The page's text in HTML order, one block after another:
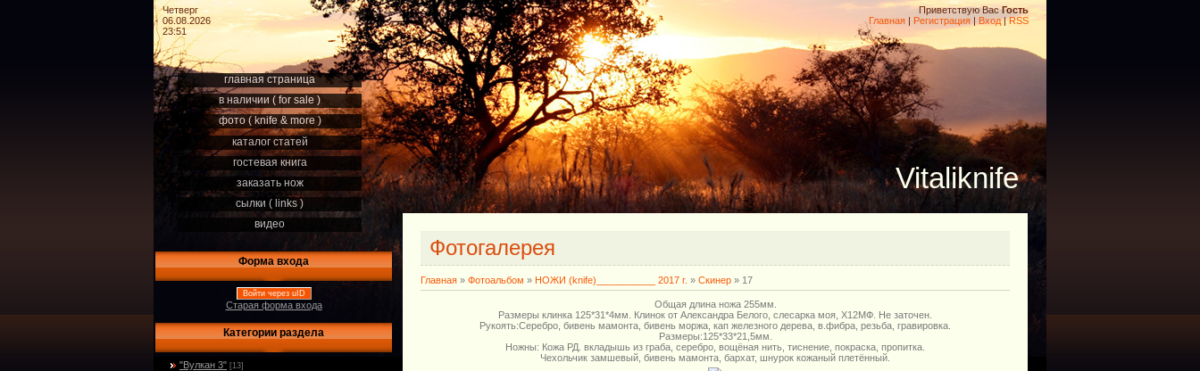
Четверг
06.08.2026
23:51
Приветствую Вас Гость
Главная | Регистрация | Вход|RSS
главная страница
в наличии ( for sale )
фото ( knife & more )
каталог статей
гостевая книга
заказать нож
сылки ( links )
видео
Форма входа
Войти через uID
Старая форма входа
Категории раздела
"Вулкан 3" [13]
Vitaliknife
Фотогалерея
Главная » Фотоальбом » НОЖИ (knife)___________ 2017 г. » Скинер » 17
Общая длина ножа 255мм.
Размеры клинка 125*31*4мм. Клинок от Александра Белого, слесарка моя, Х12МФ. Не заточен.
Рукоять:Серебро, бивень мамонта, бивень моржа, кап железного дерева, в.фибра, резьба, гравировка.
Размеры:125*33*21,5мм.
Ножны: Кожа РД. вкладышь из граба, серебро, вощёная нить, тиснение, покраска, пропитка.
Чехольчик замшевый, бивень мамонта, бархат, шнурок кожаный плетённый.